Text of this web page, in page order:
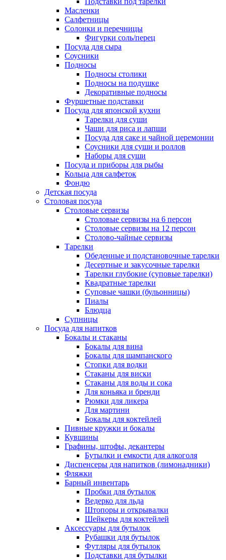
Масленки
Салфетницы
Солонки и перечницы
Фигурки соль/перец
Посуда для сыра
Соусники
Подносы
Подносы столики
Подносы на подушке
Декоративные подносы
Фуршетные подставки
Посуда для японской кухни
Тарелки для суши
Чаши для риса и лапши
Посуда для саке и чайной церемонии
Соусники для суши и роллов
Наборы для суши
Посуда и приборы для рыбы
Кольца для салфеток
Фондю
Детская посуда
Столовая посуда
Столовые сервизы
Столовые сервизы на 6 персон
Столовые сервизы на 12 персон
Столово-чайные сервизы
Тарелки
Обеденные и подстановочные тарелки
Десертные и закусочные тарелки
Тарелки глубокие (суповые тарелки)
Квадратные тарелки
Суповые чашки (бульонницы)
Пиалы
Блюдца
Супницы
Посуда для напитков
Бокалы и стаканы
Бокалы для вина
Бокалы для шампанского
Стопки для водки
Стаканы для виски
Стаканы для воды и сока
Для коньяка и бренди
Рюмки для ликера
Для мартини
Бокалы для коктейлей
Пивные кружки и бокалы
Кувшины
Графины, штофы, декантеры
Бутылки и емкости для алкоголя
Диспенсеры для напитков (лимонадники)
Фляжки
Барный инвентарь
Пробки для бутылок
Ведерко для льда
Штопоры и открывалки
Шейкеры для коктейлей
Аксессуары для бутылок
Рубашки для бутылок
Футляры для бутылок
Подставки для бутылки